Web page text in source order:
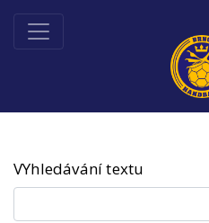
VYhledávání textu